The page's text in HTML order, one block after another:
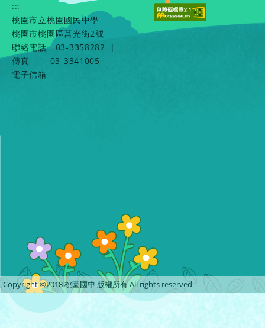
:::
桃園市立桃園國民中學
桃園市桃園區莒光街2號
聯絡電話
03-3358282
|
傳真
03-3341005
電子信箱
Copyright ©2018 桃園國中 版權所有 All rights reserved